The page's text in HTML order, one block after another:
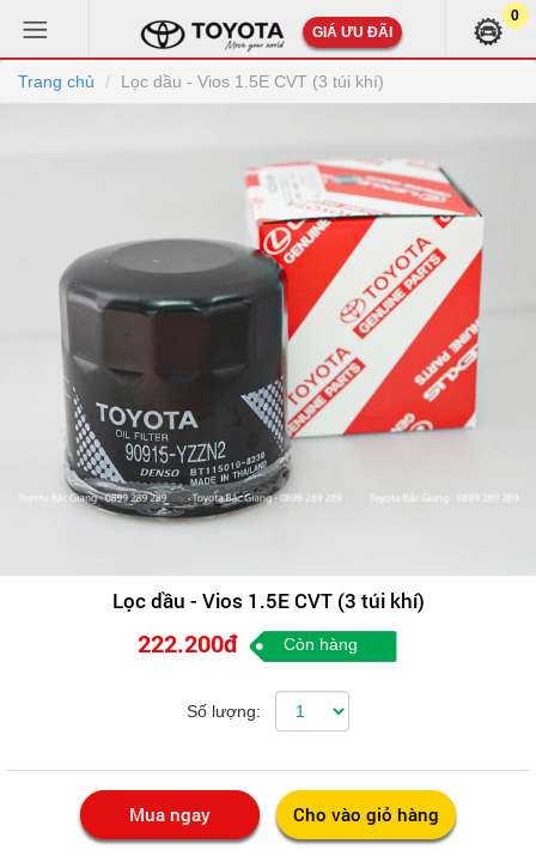
GIÁ ƯU ĐÃI
0
Trang chủ Lọc dầu - Vios 1.5E CVT (3 túi khí)
Lọc dầu - Vios 1.5E CVT (3 túi khí)
222.200đ Còn hàng
Số lượng: